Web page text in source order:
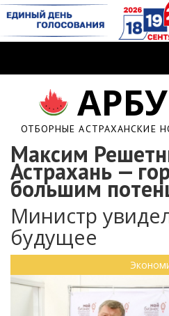
ОТБОРНЫЕ АСТРАХАНСКИЕ
Максим
Астрахань —
большим
Министр
будущее